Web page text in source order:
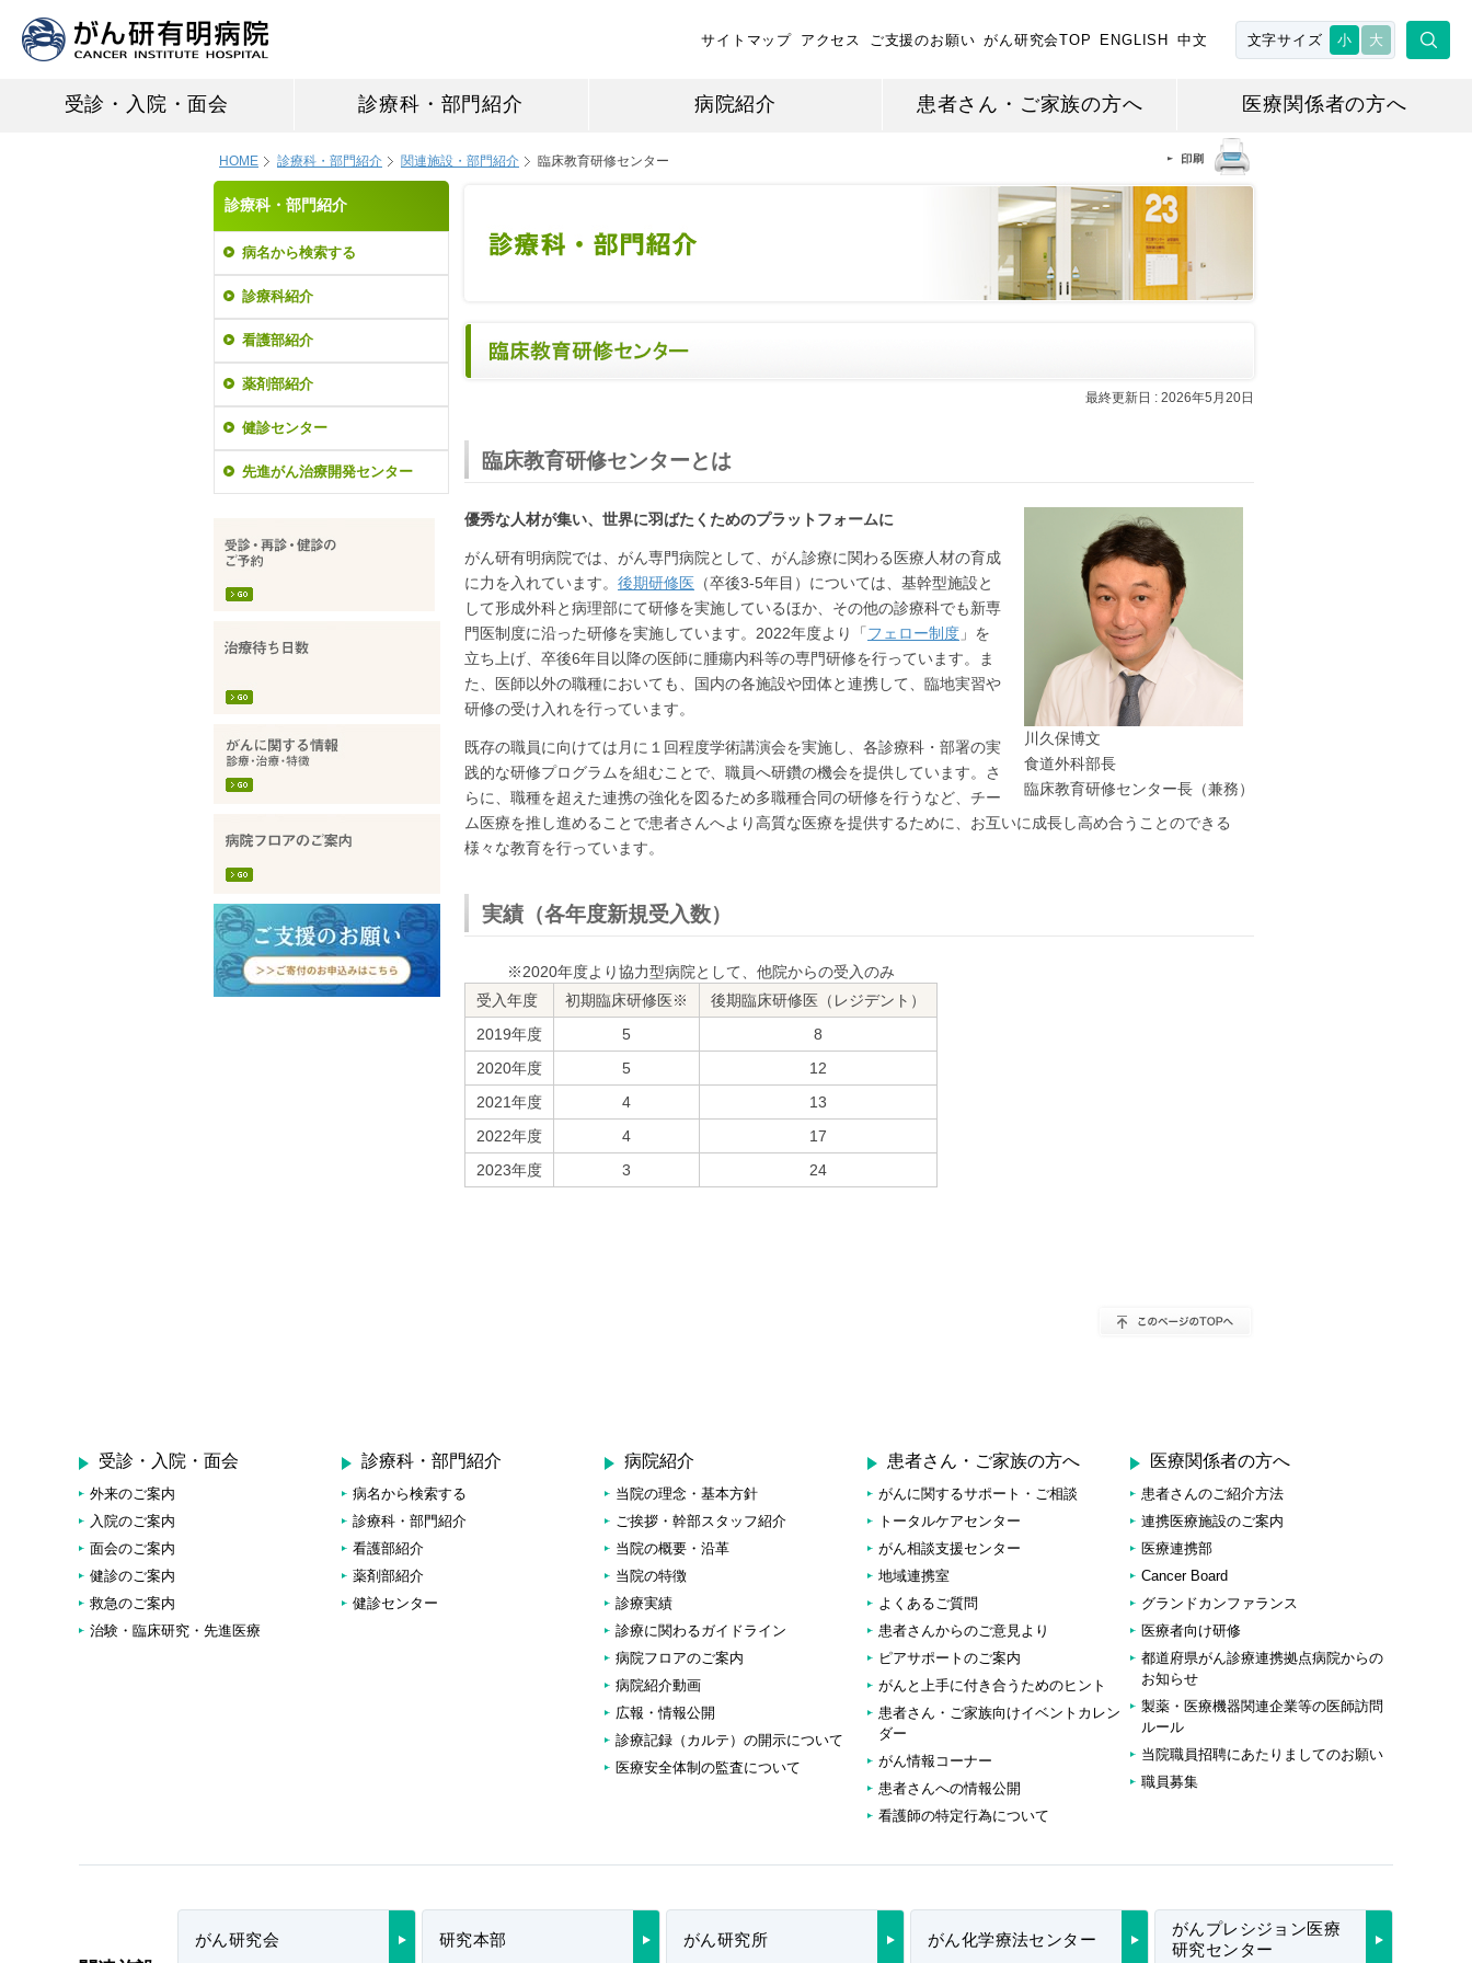
サイトマップ アクセス ご支援のお願い がん研究会TOP ENGLISH 中文 文字サイズ 小 大
受診・入院・面会 診療科・部門紹介 病院紹介 患者さん・ご家族の方へ 医療関係者の方へ
HOME 診療科・部門紹介 関連施設・部門紹介 臨床教育研修センター
最終更新日 : 2026年5月20日
臨床教育研修センターとは
川久保博文
食道外科部長
臨床教育研修センター長（兼務）
優秀な人材が集い、世界に羽ばたくためのプラットフォームに
がん研有明病院では、がん専門病院として、がん診療に関わる医療人材の育成
に力を入れています。 後期研修医 （卒後3-5年目）については、基幹型施設と
して形成外科と病理部にて研修を実施しているほか、その他の診療科でも新専
門医制度に沿った研修を実施しています。2022年度より「フェロー制度 」を
立ち上げ、卒後6年目以降の医師に腫瘍内科等の専門研修を行っています。ま
た、医師以外の職種においても、国内の各施設や団体と連携して、臨地実習や
研修の受け入れを行っています。
既存の職員に向けては月に１回程度学術講演会を実施し、各診療科・部署の実
践的な研修プログラムを組むことで、職員へ研鑽の機会を提供しています。さ
らに、職種を超えた連携の強化を図るため多職種合同の研修を行うなど、チー
ム医療を推し進めることで患者さんへより高質な医療を提供するために、お互いに成長し高め合うことのできる
様々な教育を行っています。
実績（各年度新規受入数）
※2020年度より協力型病院として、他院からの受入のみ
受入年度
初期臨床研修医※
後期臨床研修医（レジデント）
2019年度
5
8
2020年度
5
12
2021年度
4
13
2022年度
4
17
2023年度
3 24
診療科・部門紹介
病名から検索する
診療科紹介
看護部紹介
薬剤部紹介
健診センター
先進がん治療開発センター
受診・入院・面会
外来のご案内
入院のご案内
面会のご案内
健診のご案内
救急のご案内
治験・臨床研究・先進医療
診療科・部門紹介
病名から検索する
診療科・部門紹介
看護部紹介
薬剤部紹介
健診センター
病院紹介
当院の理念・基本方針
ご挨拶・幹部スタッフ紹介
当院の概要・沿革
当院の特徴
診療実績
診療に関わるガイドライン
病院フロアのご案内
病院紹介動画
広報・情報公開
診療記録（カルテ）の開示について
医療安全体制の監査について
患者さん・ご家族の方へ
がんに関するサポート・ご相談
トータルケアセンター
がん相談支援センター
地域連携室
よくあるご質問
患者さんからのご意見より
ピアサポートのご案内
がんと上手に付き合うためのヒント
患者さん・ご家族向けイベントカレン
ダー
がん情報コーナー
患者さんへの情報公開
看護師の特定行為について
医療関係者の方へ
患者さんのご紹介方法
連携医療施設のご案内
医療連携部
Cancer Board
グランドカンファランス
医療者向け研修
都道府県がん診療連携拠点病院からの
お知らせ
製薬・医療機器関連企業等の医師訪問
ルール
当院職員招聘にあたりましてのお願い
職員募集
がん研究会 研究本部 がん研究所 がん化学療法センター
がんプレシジョン医療
研究センター